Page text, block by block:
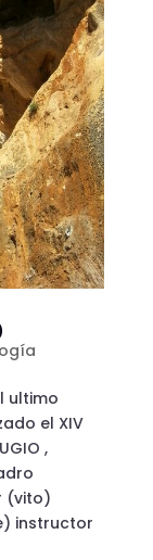
ultimo
el XIV
,
(vito)
instructor